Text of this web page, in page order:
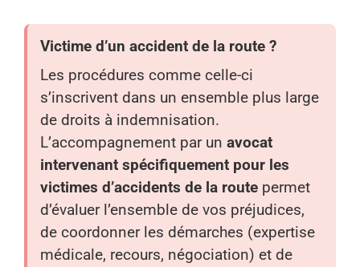
Victime d’un accident de la route ?
Les procédures comme celle-ci
s’inscrivent dans un ensemble plus large
de droits à indemnisation.
L’accompagnement par un avocat
intervenant spécifiquement pour les
victimes d’accidents de la route permet
d’évaluer l’ensemble de vos préjudices,
de coordonner les démarches (expertise
médicale, recours, négociation) et de